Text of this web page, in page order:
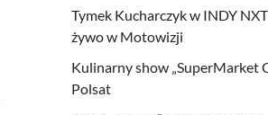
Tymek Kucharczyk w INDY
żywo w Motowizji
Kulinarny show „SuperMarket
Polsat